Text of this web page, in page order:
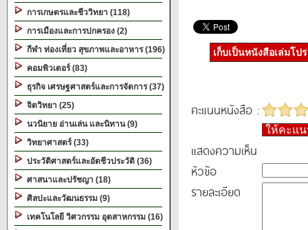
การเกษตรและชีววิทยา (118)
การเมืองและการปกครอง (2)
กีฬา ท่องเที่ยว สุขภาพและอาหาร (196)
คอมพิวเตอร์ (83)
ธุรกิจ เศรษฐศาสตร์และการจัดการ (37)
จิตวิทยา (25)
นวนิยาย อ่านเล่น และนิทาน (9)
วิทยาศาสตร์ (33)
ประวัติศาสตร์และอัตชีวประวัติ (36)
ศาสนาและปรัชญา (18)
ศิลปะและวัฒนธรรม (9)
เทคโนโลยี วิศวกรรม อุตสาหกรรม (16)
เก็บเป็นหนังสือเล่มโป
คะแนนหนังสือ :
ให้คะแ
แสดงความเห็น
หัวข้อ
รายละเอียด